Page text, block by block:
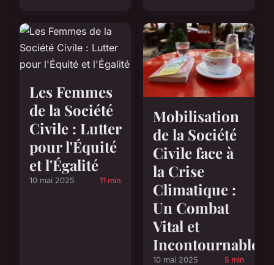
Les Femmes
de la Société
Civile : Lutter
pour l'Équité
et l'Égalité
10 mai 2025 11 min
Mobilisation
de la Société
Civile face à
la Crise
Climatique :
Un Combat
Vital et
Incontournable
10 mai 2025 5 min